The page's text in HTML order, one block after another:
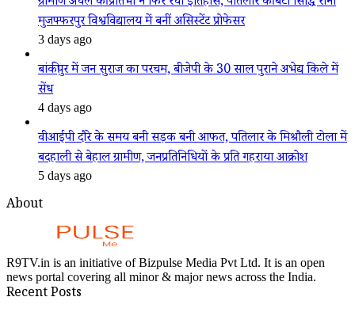
मुजफ्फरपुर विश्वविद्यालय में बनीं असिस्टेंट प्रोफेसर
3 days ago
बांकीपुर में जन सुराज का परचम, बीजेपी के 30 साल पुराने अभेद्य किले में
सेंध
4 days ago
वीआईपी दौरे के समय बनी सड़क बनी आफत, पतिलार के मिश्रौली टोला में
बदहाली से बेहाल ग्रामीण, जनप्रतिनिधियों के प्रति गहराया आक्रोश
5 days ago
About
R9TV.in is an initiative of Bizpulse Media Pvt Ltd. It is an open
news portal covering all minor & major news across the India.
Recent Posts